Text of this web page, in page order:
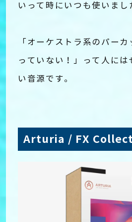
いって時にいつも使いまし
「オーケストラ系のパー
っていない！」って人に
い音源です。
Arturia / FX